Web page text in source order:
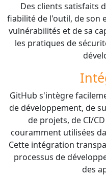
Des clients satisfaits
fiabilité de l'outil, de son
vulnérabilités et de sa
les pratiques de
GitHub s'intègre
de développement, de
de projets, de CI/
couramment utilisées
Cette intégration
processus de
des